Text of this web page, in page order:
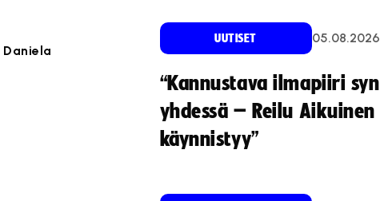
Daniela
UUTISET 05.08.2026
“Kannustava ilmapiiri
yhdessä – Reilu
käynnistyy”